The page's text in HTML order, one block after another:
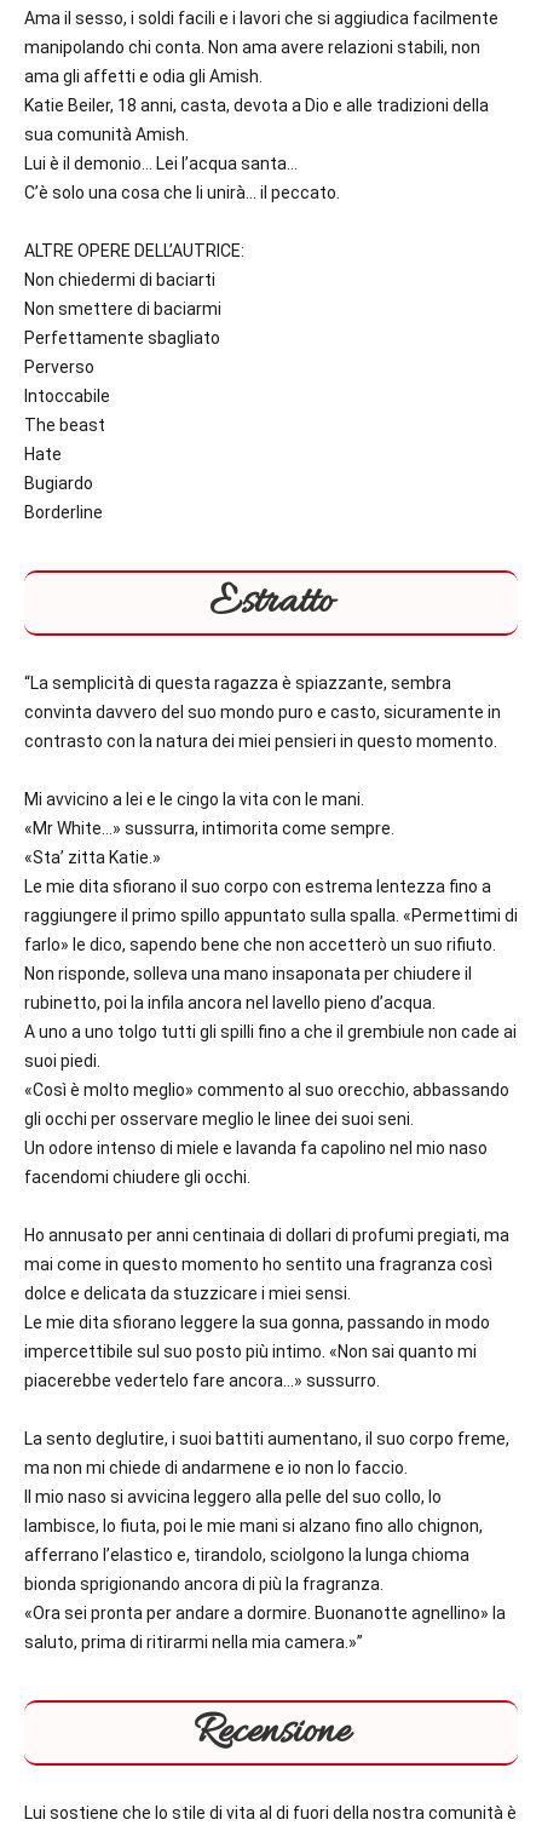
Ama il sesso, i soldi facili e i lavori che si aggiudica facilmente
manipolando chi conta. Non ama avere relazioni stabili, non
ama gli affetti e odia gli Amish.
Katie Beiler, 18 anni, casta, devota a Dio e alle tradizioni della
sua comunità Amish.
Lui è il demonio… Lei l’acqua santa…
C’è solo una cosa che li unirà… il peccato.
ALTRE OPERE DELL’AUTRICE:
Non chiedermi di baciarti
Non smettere di baciarmi
Perfettamente sbagliato
Perverso
Intoccabile
The beast
Hate
Bugiardo
Borderline
Estratto
“La semplicità di questa ragazza è spiazzante, sembra
convinta davvero del suo mondo puro e casto, sicuramente in
contrasto con la natura dei miei pensieri in questo momento.
Mi avvicino a lei e le cingo la vita con le mani.
«Mr White…» sussurra, intimorita come sempre.
«Sta’ zitta Katie.»
Le mie dita sfiorano il suo corpo con estrema lentezza fino a
raggiungere il primo spillo appuntato sulla spalla. «Permettimi di
farlo» le dico, sapendo bene che non accetterò un suo rifiuto.
Non risponde, solleva una mano insaponata per chiudere il
rubinetto, poi la infila ancora nel lavello pieno d’acqua.
A uno a uno tolgo tutti gli spilli fino a che il grembiule non cade ai
suoi piedi.
«Così è molto meglio» commento al suo orecchio, abbassando
gli occhi per osservare meglio le linee dei suoi seni.
Un odore intenso di miele e lavanda fa capolino nel mio naso
facendomi chiudere gli occhi.
Ho annusato per anni centinaia di dollari di profumi pregiati, ma
mai come in questo momento ho sentito una fragranza così
dolce e delicata da stuzzicare i miei sensi.
Le mie dita sfiorano leggere la sua gonna, passando in modo
impercettibile sul suo posto più intimo. «Non sai quanto mi
piacerebbe vedertelo fare ancora…» sussurro.
La sento deglutire, i suoi battiti aumentano, il suo corpo freme,
ma non mi chiede di andarmene e io non lo faccio.
Il mio naso si avvicina leggero alla pelle del suo collo, lo
lambisce, lo fiuta, poi le mie mani si alzano fino allo chignon,
afferrano l’elastico e, tirandolo, sciolgono la lunga chioma
bionda sprigionando ancora di più la fragranza.
«Ora sei pronta per andare a dormire. Buonanotte agnellino» la
saluto, prima di ritirarmi nella mia camera.»”
Recensione
Lui sostiene che lo stile di vita al di fuori della nostra comunità è